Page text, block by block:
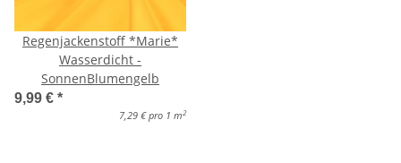
Regenjackenstoff *Marie*
Wasserdicht -
SonnenBlumengelb
9,99 € *
7,29 € pro 1 m 2